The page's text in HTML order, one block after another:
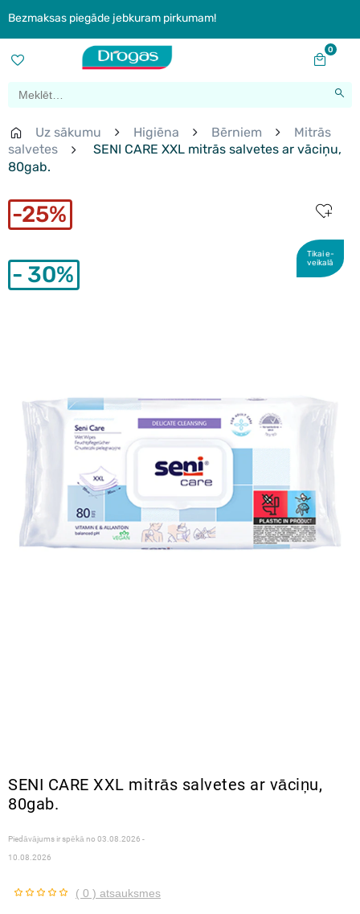
Bezmaksas piegāde jebkuram pirkumam!
0
Uz sākumu Higiēna Bērniem
Mitrās
salvetes
SENI CARE XXL mitrās salvetes ar vāciņu,
80gab.
25%
30%
Tikai e-
veikalā
SENI CARE XXL mitrās salvetes ar vāciņu,
80gab.
Piedāvājums ir spēkā no 03.08.2026 -
10.08.2026
( 0 ) atsauksmes